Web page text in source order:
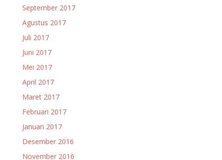
September 2017
Agustus 2017
Juli 2017
Juni 2017
Mei 2017
April 2017
Maret 2017
Februari 2017
Januari 2017
Desember 2016
November 2016